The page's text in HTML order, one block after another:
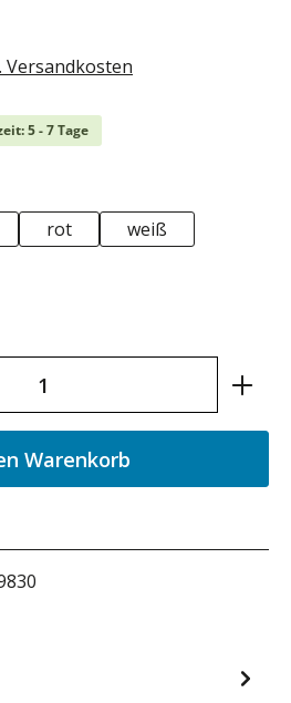
Versandkosten
5 - 7 Tage
rot weiß
Gib den gewünschten
Warenkorb